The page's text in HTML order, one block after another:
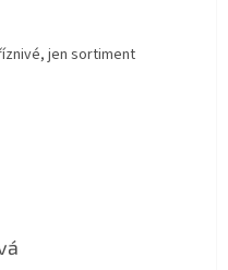
z 5 hvězdiček.
jen sortiment
z 5 hvězdiček.